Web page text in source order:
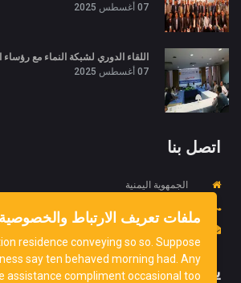
07 أغسطس 2025
اللقاء الدوري لشبكة النماء مع
07 أغسطس 2025
اتصل بنا
الجمهوية اليمنية
info@ydnorg.org
يشترك
ملفات تعريف الارتباط والخصوصية
residence conveying so so. Suppose
say ten behaved morning had. Any
assistance compliment occasional too